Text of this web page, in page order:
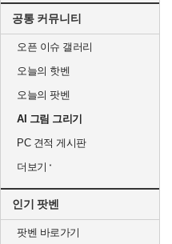
공통 커뮤니티
오픈 이슈 갤러리
오늘의 핫벤
오늘의 팟벤
AI 그림 그리기
PC 견적 게시판
더보기
인기 팟벤
팟벤 바로가기